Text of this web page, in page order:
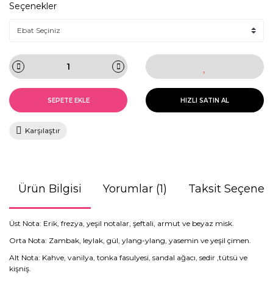
Seçenekler
SEPETE EKLE HIZLI SATIN AL
Karşılaştır
Ürün Bilgisi Yorumlar (1) Taksit
Üst Nota: Erik, frezya, yeşil notalar, şeftali, armut ve beyaz misk.
Orta Nota: Zambak, leylak, gül, ylang-ylang, yasemin ve yeşil çimen.
Alt Nota: Kahve, vanilya, tonka fasulyesi, sandal ağacı, sedir ,tütsü ve
kişniş.